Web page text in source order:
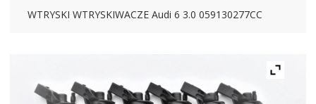
WTRYSKI WTRYSKIWACZE Audi 6 3.0 059130277CC